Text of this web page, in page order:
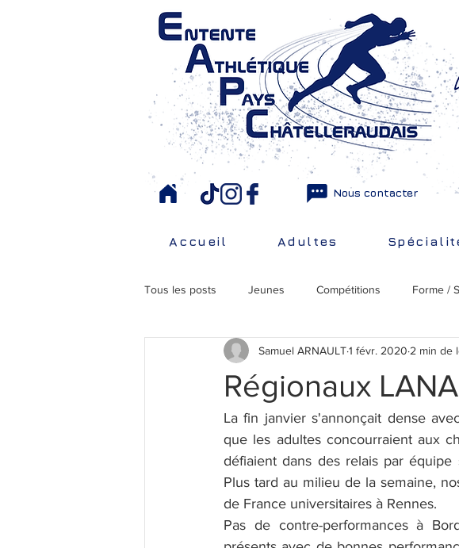
Nous contacter
Accueil Adultes
Tous les posts Jeunes Compétitions Forme /
Régionaux
Samuel ARNAULT1 févr. 2020 2 min de
La fin janvier s'annonçait dense
que les adultes concourraient aux
défiaient dans des relais par
Plus tard au milieu de la semaine,
de France universitaires à Rennes.
Pas de contre-performances à